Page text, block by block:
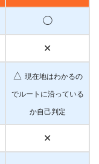
◯
✕
△ 現在地はわかるの
でルートに沿っている
か自己判定
✕